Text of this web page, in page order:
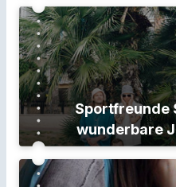
Sportfreunde
wunderbare